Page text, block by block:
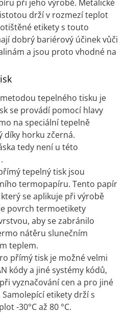
při jeho výrobě. Metalické
drží v rozmezí teplot
etikety s touto
dobrý bariérový účinek vůči
a jsou proto vhodné na
tepelného tisku je
se provádí pomocí hlavy
na speciální tepelně
díky horku zčerná.
tedy není u této
tepelný tisk jsou
termopapíru. Tento papír
se aplikuje při výrobě
povrch termoetikety
aby se zabránilo
nátěru slunečním
teplem.
přímý tisk je možné velmi
kódy a jiné systémy kódů,
vyznačování cen a pro jiné
etikety drží s
-30°C až 80 °C.